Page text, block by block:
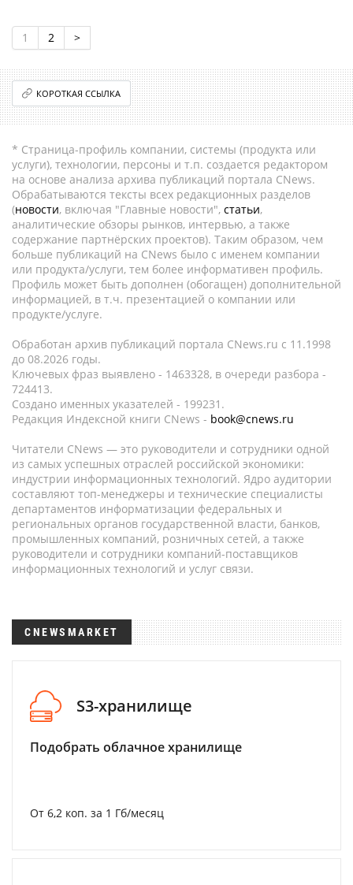
1 2 >
КОРОТКАЯ ССЫЛКА
* Страница-профиль компании, системы (продукта или
услуги), технологии, персоны и т.п. создается редактором
на основе анализа архива публикаций портала CNews.
Обрабатываются тексты всех редакционных разделов
(новости, включая "Главные новости", статьи,
аналитические обзоры рынков, интервью, а также
содержание партнёрских проектов). Таким образом, чем
больше публикаций на CNews было с именем компании
или продукта/услуги, тем более информативен профиль.
Профиль может быть дополнен (обогащен) дополнительной
информацией, в т.ч. презентацией о компании или
продукте/услуге.
Обработан архив публикаций портала CNews.ru c 11.1998
до 08.2026 годы.
Ключевых фраз выявлено - 1463328, в очереди разбора -
724413.
Создано именных указателей - 199231.
Редакция Индексной книги CNews - book@cnews.ru
Читатели CNews — это руководители и сотрудники одной
из самых успешных отраслей российской экономики:
индустрии информационных технологий. Ядро аудитории
составляют топ-менеджеры и технические специалисты
департаментов информатизации федеральных и
региональных органов государственной власти, банков,
промышленных компаний, розничных сетей, а также
руководители и сотрудники компаний-поставщиков
информационных технологий и услуг связи.
CNEWSMARKET
S3-хранилище
Подобрать облачное хранилище
От 6,2 коп. за 1 Гб/месяц